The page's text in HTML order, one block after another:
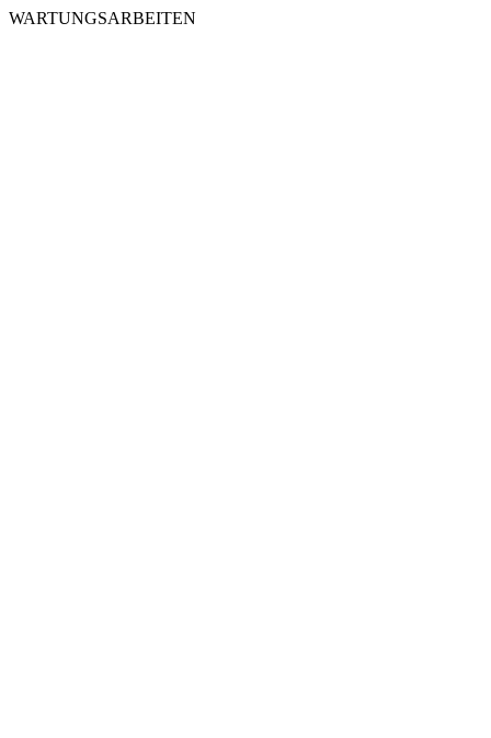
WARTUNGSARBEITEN